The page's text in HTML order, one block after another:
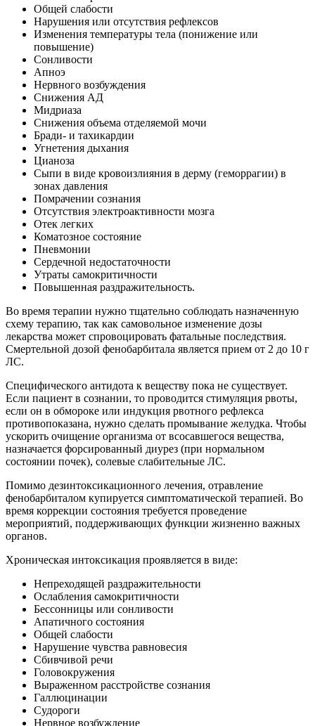
Общей слабости
Нарушения или отсутствия рефлексов
Изменения температуры тела (понижение или
повышение)
Сонливости
Апноэ
Нервного возбуждения
Снижения АД
Мидриаза
Снижения объема отделяемой мочи
Бради- и тахикардии
Угнетения дыхания
Цианоза
Сыпи в виде кровоизлияния в дерму (геморрагии) в
зонах давления
Помрачении сознания
Отсутствия электроактивности мозга
Отек легких
Коматозное состояние
Пневмонии
Сердечной недостаточности
Утраты самокритичности
Повышенная раздражительность.
Во время терапии нужно тщательно соблюдать назначенную
схему терапию, так как самовольное изменение дозы
лекарства может спровоцировать фатальные последствия.
Смертельной дозой фенобарбитала является прием от 2 до 10 г
ЛС.
Специфического антидота к веществу пока не существует.
Если пациент в сознании, то проводится стимуляция рвоты,
если он в обмороке или индукция рвотного рефлекса
противопоказана, нужно сделать промывание желудка. Чтобы
ускорить очищение организма от всосавшегося вещества,
назначается форсированный диурез (при нормальном
состоянии почек), солевые слабительные ЛС.
Помимо дезинтоксикационного лечения, отравление
фенобарбиталом купируется симптоматической терапией. Во
время коррекции состояния требуется проведение
мероприятий, поддерживающих функции жизненно важных
органов.
Хроническая интоксикация проявляется в виде:
Непреходящей раздражительности
Ослабления самокритичности
Бессонницы или сонливости
Апатичного состояния
Общей слабости
Нарушение чувства равновесия
Сбивчивой речи
Головокружения
Выраженном расстройстве сознания
Галлюцинации
Судороги
Нервное возбуждение